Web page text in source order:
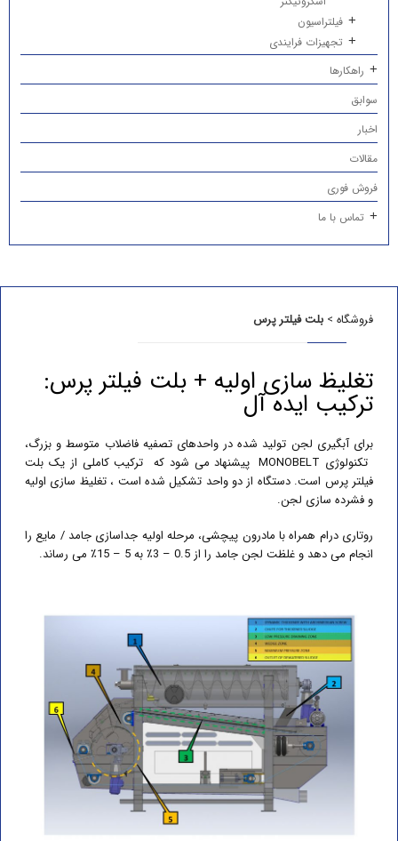
فیلتراسیون
تجهیزات فرایندی
راهکارها
سوابق
اخبار
مقالات
فروش فوری
تماس با ما
فروشگاه > بلت فیلتر پرس
تغلیظ سازی اولیه + بلت فیلتر پرس:
ترکیب ایده آل
برای آبگیری لجن تولید شده در واحدهای تصفیه فاضلاب متوسط و بزرگ،
تکنولوژی MONOBELT پیشنهاد می شود که ترکیب کاملی از یک بلت
فیلتر پرس است. دستگاه از دو واحد تشکیل شده است ، تغلیظ سازی اولیه
و فشرده سازی لجن.
روتاری درام همراه با مادرون پیچشی، مرحله اولیه جداسازی جامد / مایع را
انجام می دهد و غلظت لجن جامد را از 0.5 – 3٪ به 5 – 15٪ می رساند.